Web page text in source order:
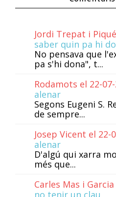
Jordi Trepat i
saber quin pa hi
No pensava que
pa s'hi dona", t...
Rodamots el 22-
alenar
Segons Eugeni S.
de sempre...
Josep Vicent el 22-
alenar
D'algú qui xarra
més que...
Carles Mas i
no tenir un clau